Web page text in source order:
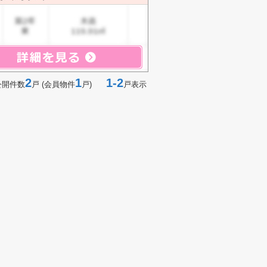
開件数2戸 (会員物件1戸) 1-2戸表示